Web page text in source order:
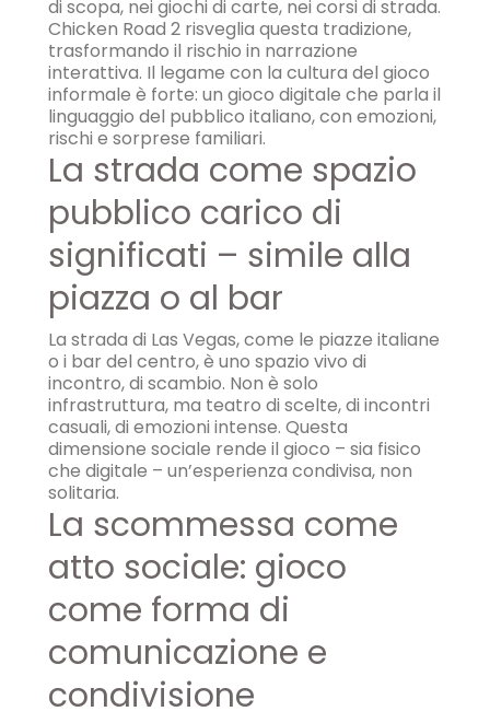
di scopa, nei giochi di carte, nei corsi di strada.
Chicken Road 2 risveglia questa tradizione,
trasformando il rischio in narrazione
interattiva. Il legame con la cultura del gioco
informale è forte: un gioco digitale che parla il
linguaggio del pubblico italiano, con emozioni,
rischi e sorprese familiari.
La strada come spazio
pubblico carico di
significati – simile alla
piazza o al bar
La strada di Las Vegas, come le piazze italiane
o i bar del centro, è uno spazio vivo di
incontro, di scambio. Non è solo
infrastruttura, ma teatro di scelte, di incontri
casuali, di emozioni intense. Questa
dimensione sociale rende il gioco – sia fisico
che digitale – un’esperienza condivisa, non
solitaria.
La scommessa come
atto sociale: gioco
come forma di
comunicazione e
condivisione